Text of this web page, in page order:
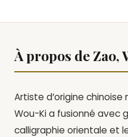
À propos de Zao,
Artiste d’origine
Wou-Ki a fusionné avec
calligraphie orientale et